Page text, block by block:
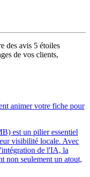
des avis 5 étoiles
de vos clients,
animer votre fiche pour
est un pilier essentiel
visibilité locale. Avec
de l'IA, la
non seulement un atout,